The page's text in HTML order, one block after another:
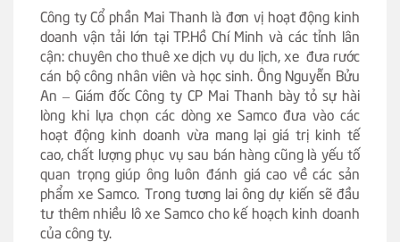
Công ty Cổ phần Mai Thanh là đơn vị hoạt động kinh
doanh vận tải lớn tại TP.Hồ Chí Minh và các tỉnh lân
cận: chuyên cho thuê xe dịch vụ du lịch, xe đưa rước
cán bộ công nhân viên và học sinh. Ông Nguyễn Bửu
An – Giám đốc Công ty CP Mai Thanh bày tỏ sự hài
lòng khi lựa chọn các dòng xe Samco đưa vào các
hoạt động kinh doanh vừa mang lại giá trị kinh tế
cao, chất lượng phục vụ sau bán hàng cũng là yếu tố
quan trọng giúp ông luôn đánh giá cao về các sản
phẩm xe Samco. Trong tương lai ông dự kiến sẽ đầu
tư thêm nhiều lô xe Samco cho kế hoạch kinh doanh
của công ty.